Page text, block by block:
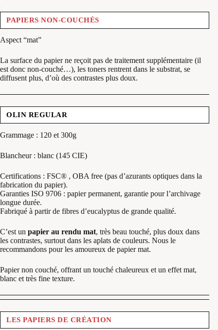
PAPIERS NON-COUCHÉS
Aspect “mat”
La surface du papier ne reçoit pas de traitement supplémentaire (il
est donc non-couché…), les toners rentrent dans le substrat, se
diffusent plus, d’où des contrastes plus doux.
OLIN REGULAR
Grammage : 120 et 300g
Blancheur : blanc (145 CIE)
Certifications : FSC® , OBA free (pas d’azurants optiques dans la
fabrication du papier).
Garanties ISO 9706 : papier permanent, garantie pour l’archivage
longue durée.
Fabriqué à partir de fibres d’eucalyptus de grande qualité.
C’est un papier au rendu mat, très beau touché, plus doux dans
les contrastes, surtout dans les aplats de couleurs. Nous le
recommandons pour les amoureux de papier mat.
Papier non couché, offrant un touché chaleureux et un effet mat,
blanc et très fine texture.
LES PAPIERS DE CRÉATION